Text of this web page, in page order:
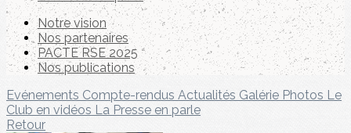
Notre vision
Nos partenaires
PACTE RSE 2025
Nos publications
Evénements Compte-rendus Actualités Galérie Photos Le
Club en vidéos La Presse en parle
Retour